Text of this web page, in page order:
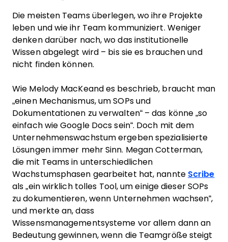
Die meisten Teams überlegen, wo ihre Projekte
leben und wie ihr Team kommuniziert. Weniger
denken darüber nach, wo das institutionelle
Wissen abgelegt wird – bis sie es brauchen und
nicht finden können.
Wie Melody MacKeand es beschrieb, braucht man
„einen Mechanismus, um SOPs und
Dokumentationen zu verwalten“ – das könne „so
einfach wie Google Docs sein“. Doch mit dem
Unternehmenswachstum ergeben spezialisierte
Lösungen immer mehr Sinn. Megan Cotterman,
die mit Teams in unterschiedlichen
Wachstumsphasen gearbeitet hat, nannte Scribe
als „ein wirklich tolles Tool, um einige dieser SOPs
zu dokumentieren, wenn Unternehmen wachsen“,
und merkte an, dass
Wissensmanagementsysteme vor allem dann an
Bedeutung gewinnen, wenn die Teamgröße steigt